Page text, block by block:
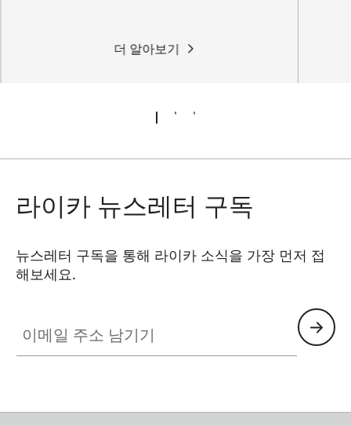
더 알아보기
라이카 뉴스레터 구독
뉴스레터 구독을 통해 라이카 소식을 가장 먼저 접
해보세요.